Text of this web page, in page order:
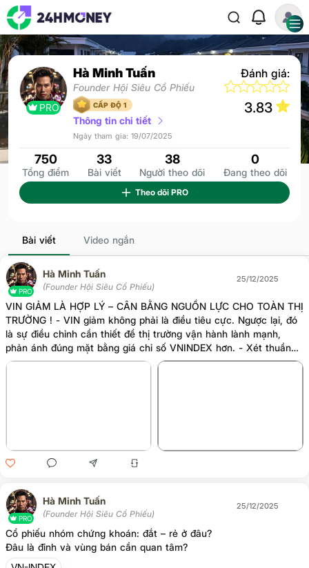
PRO
Hà Minh Tuấn
Founder Hội Siêu Cổ Phiếu
CẤP ĐỘ 1
Thông tin chi tiết
Ngày tham gia: 19/07/2025
Đánh giá:
3.83
750
Tổng điểm
33
Bài viết
38
Người theo dõi
0
Đang theo dõi
Theo dõi PRO
Bài viết Video ngắn
PRO
Hà Minh Tuấn
(Founder Hội Siêu Cổ Phiếu)
25/12/2025
VIN GIẢM LÀ HỢP LÝ – CÂN BẰNG NGUỒN LỰC CHO TOÀN THỊ
TRƯỜNG ! - VIN giảm không phải là điều tiêu cực. Ngược lại, đó
là sự điều chỉnh cần thiết để thị trường vận hành lành mạnh,
phản ánh đúng mặt bằng giá chỉ số VNINDEX hơn. - Xét thuần
về định giá, nhóm VIN hiện ở mức khá cao. Đặc biệt là VIC, với
PRO
Hà Minh Tuấn
(Founder Hội Siêu Cổ Phiếu)
25/12/2025
Cổ phiếu nhóm chứng khoán: đắt – rẻ ở đâu?
Đâu là đỉnh và vùng bán cần quan tâm?